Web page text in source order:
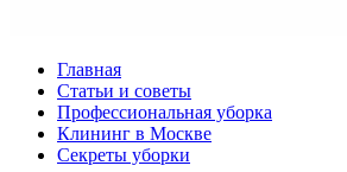
Главная
Статьи и советы
Профессиональная уборка
Клининг в Москве
Секреты уборки